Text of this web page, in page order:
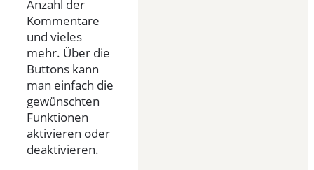
Anzahl der
Kommentare
und vieles
mehr. Über die
Buttons kann
man einfach die
gewünschten
Funktionen
aktivieren oder
deaktivieren.